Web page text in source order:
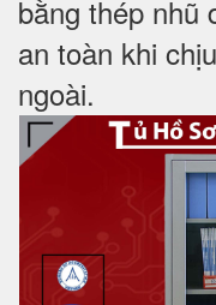
bằng thép nhũ
an toàn khi
ngoài.